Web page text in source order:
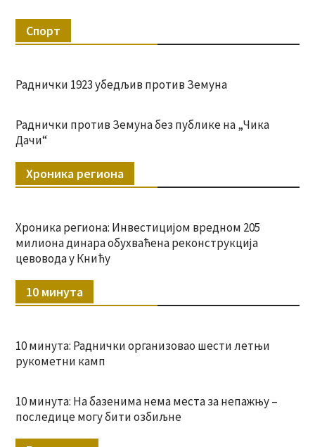
Спорт
Раднички 1923 убедљив против Земуна
Раднички против Земуна без публике на „Чика
Дачи“
Хроника региона
Хроника региона: Инвестицијом вредном 205
милиона динара обухваћена реконструкција
цевовода у Книћу
10 минута
10 минута: Раднички организовао шести летњи
рукометни камп
10 минута: На базенима нема места за непажњу –
последице могу бити озбиљне